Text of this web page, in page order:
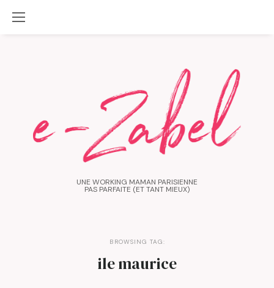
UNE WORKING MAMAN PARISIENNE
PAS PARFAITE (ET TANT MIEUX)
BROWSING TAG:
ile maurice